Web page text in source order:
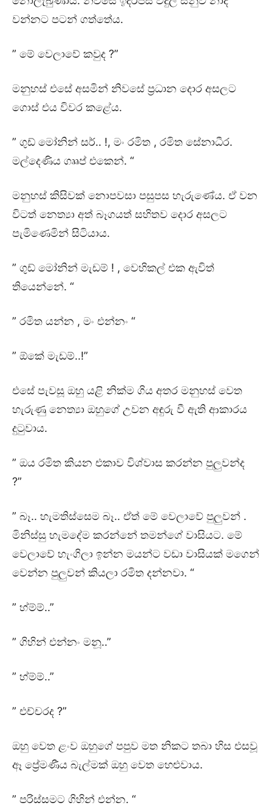
වන්නට පටන් ගත්තේය.
” මේ වෙලාවේ කවුද ?”
මනුහස් එසේ අසමින් නිවසේ ප්‍රධාන දොර අසලට
ගොස් එය විවර කළේය.
” ගුඩ් මෝනින් සර්.. !, මං රමිත , රමිත සේනාධීර.
මල්දෙණිය ගෲප් එකෙන්. “
මනුහස් කිසිවක් නොපවසා පසුපස හැරුණේය. ඒ වන
විටත් නෙත්‍යා අත් බෑගයත් සහිතව දොර අසලට
පැමිණෙමින් සිටියාය.
” ගුඩ් මෝනින් මැඩම් ! , වෙහිකල් එක ඇවිත්
තියෙන්නේ. “
” රමිත යන්න , මං එන්නං “
” ඕකේ මැඩම්..!”
එසේ පැවසූ ඔහු යළි නික්ම ගිය අතර මනුහස් වෙත
හැරුණු නෙත්‍යා ඔහුගේ උවන අඳුරු වී ඇති ආකාරය
දුටුවාය.
” ඔය රමිත කියන එකාව විශ්වාස කරන්න පුලුවන්ද
?”
” බෑ.. හැමතිස්සෙම බෑ.. ඒත් මේ වෙලාවේ පුලුවන් .
මිනිස්සු හැමදේම කරන්නේ තමන්ගේ වාසියට. මේ
වෙලාවේ හැංගිලා ඉන්න මයන්ට වඩා වාසියක් මගෙන්
වෙන්න පුලුවන් කියලා රමිත දන්නවා. “
” හ්ම්ම්..”
” ගිහින් එන්නං මනූ..”
” හ්ම්ම්..”
” එච්චරද ?”
ඔහු වෙත ළංව ඔහුගේ පපුව මත නිකට තබා හිස එසවූ
ඈ ප්‍රේමණීය බැල්මක් ඔහු වෙත හෙළුවාය.
” පරිස්සමට ගිහින් එන්න. “